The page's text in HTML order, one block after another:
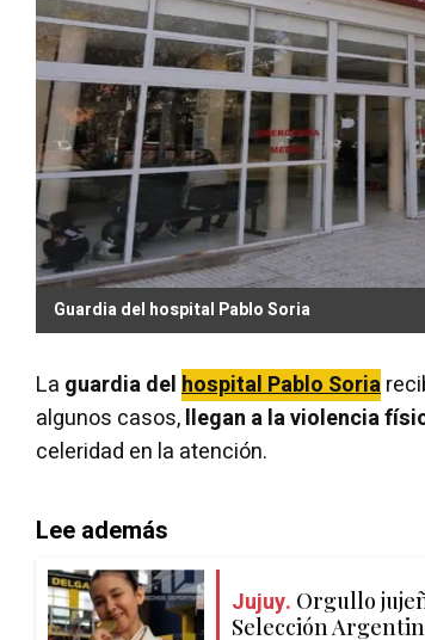
Guardia del hospital Pablo Soria
La guardia delhospital Pablo Soria
algunos casos,llegan a la violencia
celeridad en la atención.
Lee además
Jujuy. Orgullo
Selección